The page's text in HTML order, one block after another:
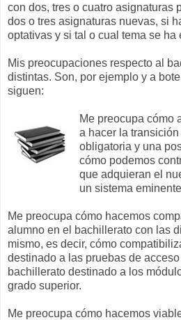
con dos, tres o cuatro asignaturas
dos o tres asignaturas nuevas, si
optativas y si tal o cual tema se
Mis preocupaciones respecto al
distintas. Son, por ejemplo y a
siguen:
Me preocupa cómo
a hacer la
obligatoria y una
cómo podemos
que adquieran el
un sistema
Me preocupa cómo hacemos
alumno en el bachillerato con las
mismo, es decir, cómo
destinado a las pruebas de
bachillerato destinado a los
grado superior.
Me preocupa cómo hacemos